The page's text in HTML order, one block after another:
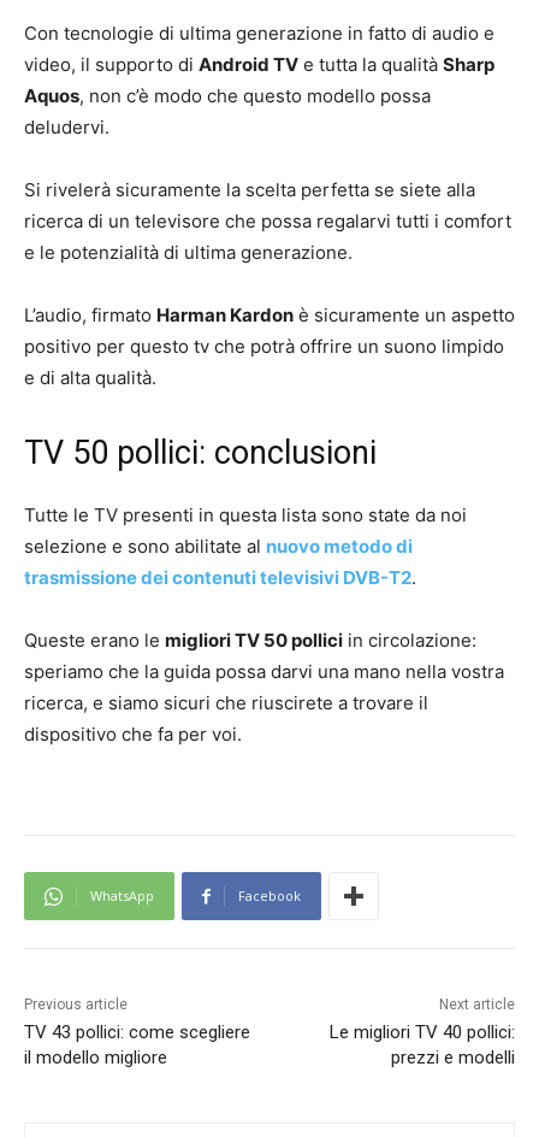
Con tecnologie di ultima generazione in fatto di audio e
video, il supporto di Android TV e tutta la qualità Sharp
Aquos, non c’è modo che questo modello possa
deludervi.
Si rivelerà sicuramente la scelta perfetta se siete alla
ricerca di un televisore che possa regalarvi tutti i comfort
e le potenzialità di ultima generazione.
L’audio, firmato Harman Kardon è sicuramente un aspetto
positivo per questo tv che potrà offrire un suono limpido
e di alta qualità.
TV 50 pollici: conclusioni
Tutte le TV presenti in questa lista sono state da noi
selezione e sono abilitate al nuovo metodo di
trasmissione dei contenuti televisivi DVB-T2.
Queste erano le migliori TV 50 pollici in circolazione:
speriamo che la guida possa darvi una mano nella vostra
ricerca, e siamo sicuri che riuscirete a trovare il
dispositivo che fa per voi.
WhatsApp Facebook
Previous article
TV 43 pollici: come scegliere
il modello migliore
Next article
Le migliori TV 40 pollici:
prezzi e modelli